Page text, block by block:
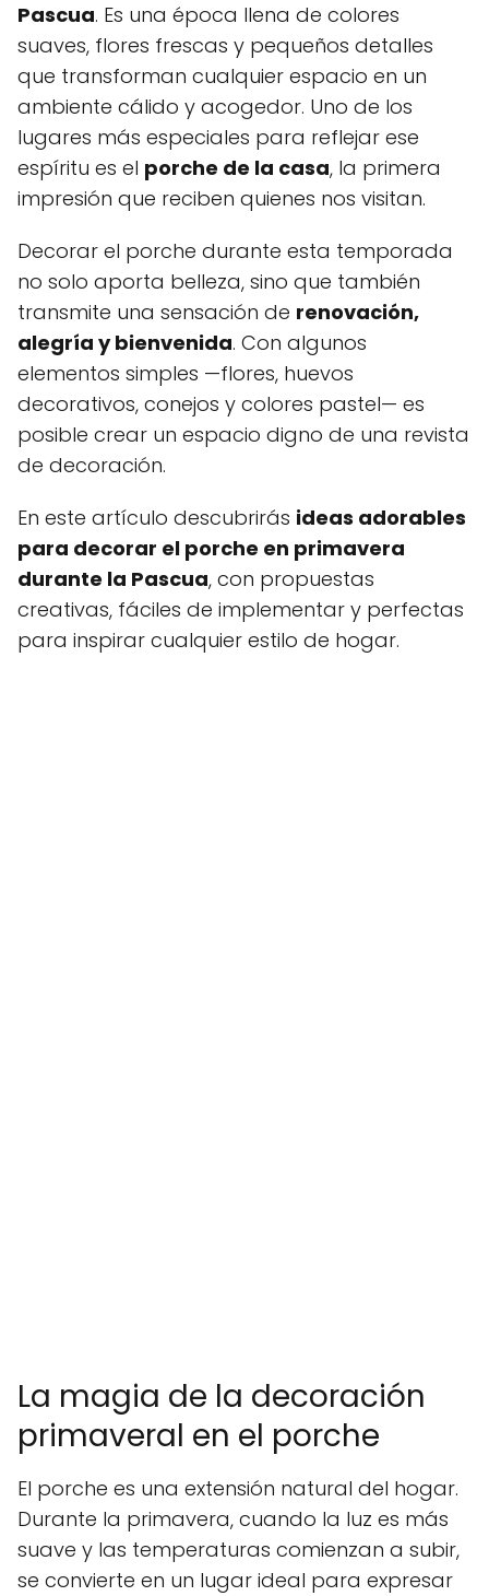
Pascua. Es una época llena de colores
suaves, flores frescas y pequeños detalles
que transforman cualquier espacio en un
ambiente cálido y acogedor. Uno de los
lugares más especiales para reflejar ese
espíritu es el porche de la casa, la primera
impresión que reciben quienes nos visitan.
Decorar el porche durante esta temporada
no solo aporta belleza, sino que también
transmite una sensación de renovación,
alegría y bienvenida. Con algunos
elementos simples —flores, huevos
decorativos, conejos y colores pastel— es
posible crear un espacio digno de una revista
de decoración.
En este artículo descubrirás ideas adorables
para decorar el porche en primavera
durante la Pascua, con propuestas
creativas, fáciles de implementar y perfectas
para inspirar cualquier estilo de hogar.
La magia de la decoración
primaveral en el porche
El porche es una extensión natural del hogar.
Durante la primavera, cuando la luz es más
suave y las temperaturas comienzan a subir,
se convierte en un lugar ideal para expresar